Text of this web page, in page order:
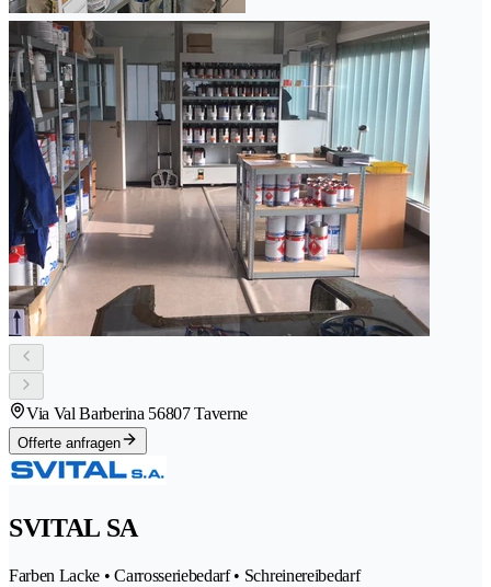
Via Val Barberina 56807 Taverne
Offerte anfragen
SVITAL SA
Farben Lacke • Carrosseriebedarf • Schreinereibedarf